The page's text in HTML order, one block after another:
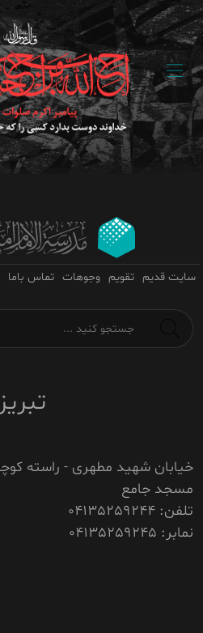
سایت قدیم تقویم وجوهات تماس باما
تبریز
مسجد جامع
تلفن: 04135259244
نمابر: 04135259245